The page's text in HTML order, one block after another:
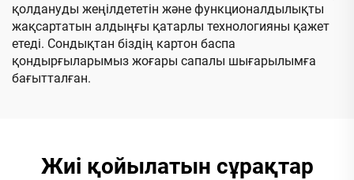
қолдануды жеңілдететін және функционалдылықты
жақсартатын алдыңғы қатарлы технологияны қажет
етеді. Сондықтан біздің картон баспа
қондырғыларымыз жоғары сапалы шығарылымға
бағытталған.
Жиі қойылатын сұрақтар